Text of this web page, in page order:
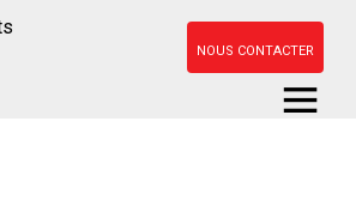
NOUS CONTACTER